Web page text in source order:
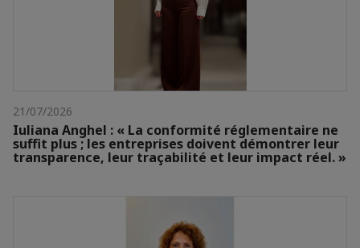
21/07/2026
Iuliana Anghel : « La conformité réglementaire ne
suffit plus ; les entreprises doivent démontrer leur
transparence, leur traçabilité et leur impact réel. »